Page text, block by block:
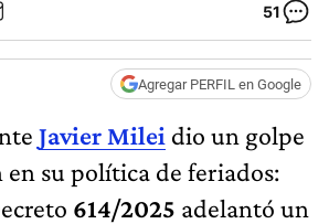
51
Agregar PERFIL en Google
Javier Milei dio un golpe
su política de feriados:
614/2025 adelantó un